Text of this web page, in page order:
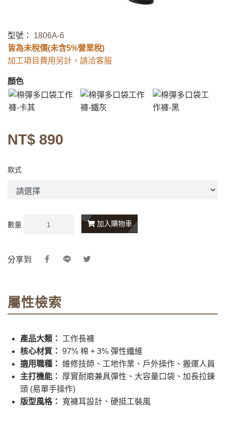
型號： 1806A-6
皆為未稅價(未含5%營業稅)
加工項目費用另計，請洽客服
顏色
NT$ 890
款式
數量 加入購物車
分享到
屬性檢索
產品大類：
工作長褲
核心材質： 97% 棉 + 3% 彈性纖維
適用職種： 維修技師、工地作業、戶外操作、搬運人員
主打機能：
厚實耐磨兼具彈性、大容量口袋、加長拉鍊
頭 (易單手操作)
版型風格：
寬褲耳設計、硬挺工裝風